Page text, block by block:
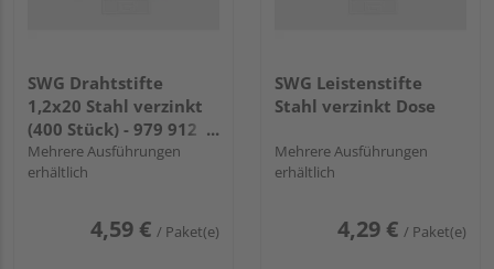
SWG Drahtstifte
1,2x20 Stahl verzinkt
(400 Stück) - 979 912
20 30
Mehrere Ausführungen
erhältlich
4,59 € / Paket(e)
SWG Leistenstifte
Stahl verzinkt Dose
Mehrere Ausführungen
erhältlich
4,29 € / Paket(e)